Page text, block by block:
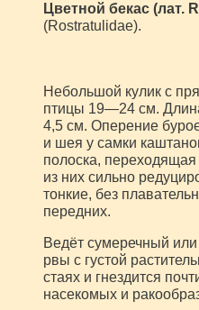
Цветной бекас (лат.
(Rostratulidae).
Небольшой кулик с
птицы 19—24 см.
4,5 см. Оперение
и шея у самки
полоска,
из них сильно
тонкие, без
передних.
Ведёт сумеречный
рвы с густой
стаях и гнездится
насекомых и